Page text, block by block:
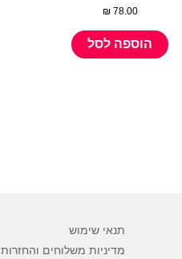
78.00
₪
הוספה לסל
תנאי שימוש
מדיניות משלוחים והחזרות